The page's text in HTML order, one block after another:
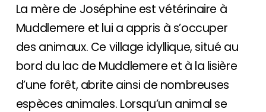
La mère de Joséphine est vétérinaire à
Muddlemere et lui a appris à s’occuper
des animaux. Ce village idyllique, situé au
bord du lac de Muddlemere et à la lisière
d’une forêt, abrite ainsi de nombreuses
espèces animales. Lorsqu’un animal se